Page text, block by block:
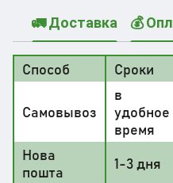
🚛 Доставка 💰
Способ Сроки
Самовывоз
в
удобное
время
Нова
пошта
1-3 дня